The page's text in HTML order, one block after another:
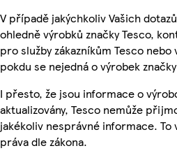
V případě jakýchkoliv Vašich
ohledně výrobků značky Tesco,
pro služby zákazníkům Tesco
pokdu se nejedná o výrobek
I přesto, že jsou informace o
aktualizovány, Tesco nemůže
jakékoliv nesprávné informace. To
práva dle zákona.